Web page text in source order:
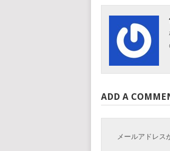
ADD A
メールアドレス